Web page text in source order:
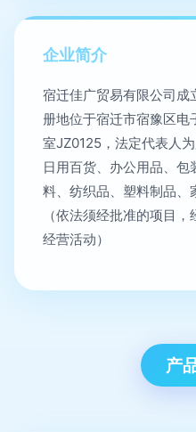
企业简介
宿迁佳广贸易有限公司
册地位于宿迁市宿豫区
室JZ0125，法定代表人
日用百货、办公用品、
料、纺织品、塑料制品、
（依法须经批准的项目
经营活动）
产